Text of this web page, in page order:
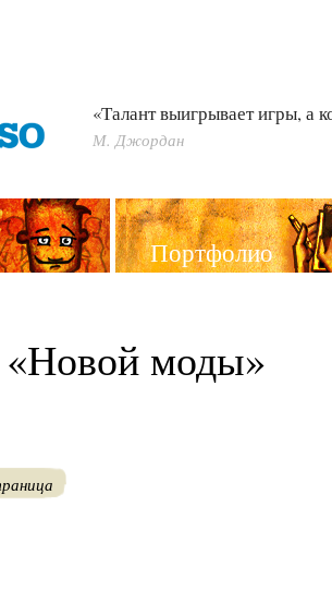
«Талант выигрывает игры, а
М. Джордан
Портфолио
моды»